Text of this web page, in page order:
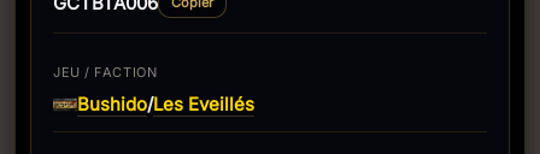
JEU / FACTION
Bushido/Les Eveillés